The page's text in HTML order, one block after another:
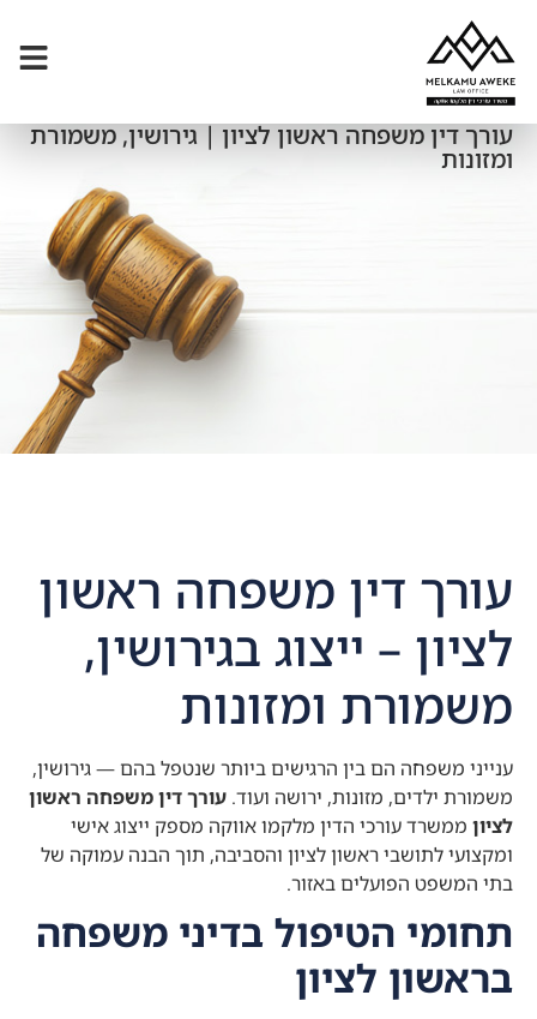
עורך דין משפחה ראשון לציון | גירושין, משמורת
ומזונות
עורך דין משפחה ראשון
לציון – ייצוג בגירושין,
משמורת ומזונות
ענייני משפחה הם בין הרגישים ביותר שנטפל בהם — גירושין,
משמורת ילדים, מזונות, ירושה ועוד. עורך דין משפחה ראשון
לציון ממשרד עורכי הדין מלקמו אווקה מספק ייצוג אישי
ומקצועי לתושבי ראשון לציון והסביבה, תוך הבנה עמוקה של
בתי המשפט הפועלים באזור.
תחומי הטיפול בדיני משפחה
בראשון לציון